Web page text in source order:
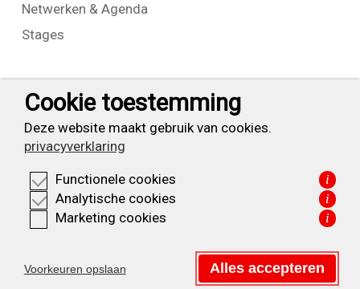
Netwerken & Agenda
Stages
Contact
T:+31 (0) 23 525 7826
KVK: 34332355
BTW: NL820614877B01
Cookie toestemming
Deze website maakt gebruik van cookies.
privacyverklaring
Functionele cookies i
Analytische cookies i
Marketing cookies i
Voorkeuren opslaan Alles accepteren